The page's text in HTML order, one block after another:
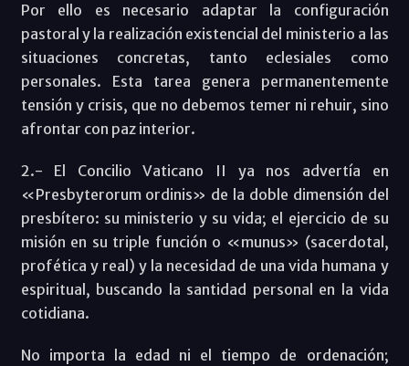
Por ello es necesario adaptar la configuración
pastoral y la realización existencial del ministerio a las
situaciones concretas, tanto eclesiales como
personales. Esta tarea genera permanentemente
tensión y crisis, que no debemos temer ni rehuir, sino
afrontar con paz interior.
2.- El Concilio Vaticano II ya nos advertía en
«Presbyterorum ordinis» de la doble dimensión del
presbítero: su ministerio y su vida; el ejercicio de su
misión en su triple función o «munus» (sacerdotal,
profética y real) y la necesidad de una vida humana y
espiritual, buscando la santidad personal en la vida
cotidiana.
No importa la edad ni el tiempo de ordenación;